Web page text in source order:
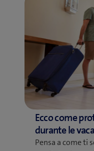
Ecco come
durante le
Pensa a come ti